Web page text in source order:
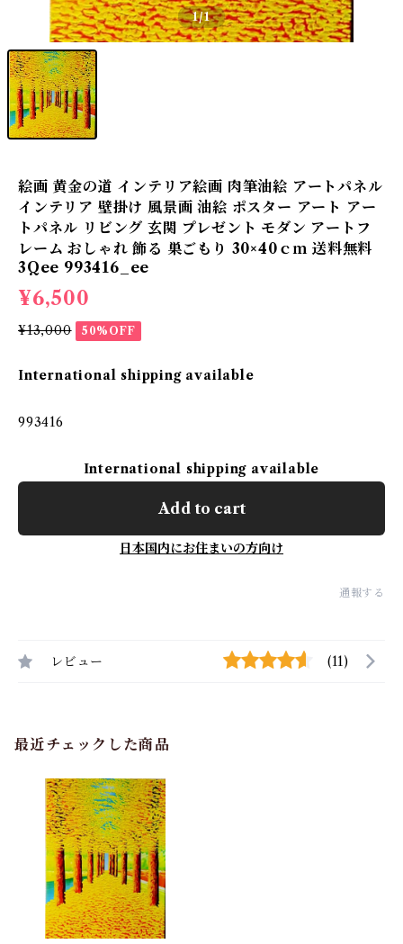
1/1
絵画 黄金の道 インテリア絵画 肉筆油絵 アートパネル
インテリア 壁掛け 風景画 油絵 ポスター アート アー
トパネル リビング 玄関 プレゼント モダン アートフ
レーム おしゃれ 飾る 巣ごもり 30×40ｃｍ 送料無料
3Qee 993416_ee
¥6,500
¥13,000 50%OFF
International shipping available
993416
International shipping available
Add to cart
日本国内にお住まいの方向け
通報する
レビュー (11)
最近チェックした商品